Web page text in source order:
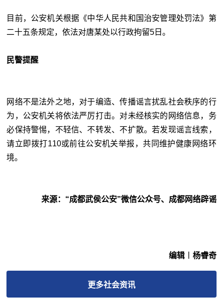
目前，公安机关根据《中华人民共和国治安管理处罚法》第
二十五条规定，依法对唐某处以行政拘留5日。
民警提醒
网络不是法外之地，对于编造、传播谣言扰乱社会秩序的行
为，公安机关将依法严厉打击。对未经核实的网络信息，务
必保持警惕，不轻信、不转发、不扩散。若发现谣言线索，
请立即拨打110或前往公安机关举报，共同维护健康网络环
境。
来源：“成都武侯公安”微信公众号、成都网络辟谣
编辑︱杨睿奇
更多社会资讯